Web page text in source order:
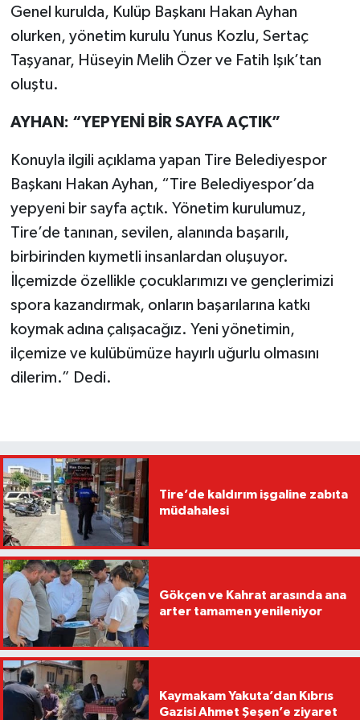
Genel kurulda, Kulüp Başkanı Hakan Ayhan
olurken, yönetim kurulu Yunus Kozlu, Sertaç
Taşyanar, Hüseyin Melih Özer ve Fatih Işık’tan
oluştu.
AYHAN: “YEPYENİ BİR SAYFA AÇTIK”
Konuyla ilgili açıklama yapan Tire Belediyespor
Başkanı Hakan Ayhan, “Tire Belediyespor’da
yepyeni bir sayfa açtık. Yönetim kurulumuz,
Tire’de tanınan, sevilen, alanında başarılı,
birbirinden kıymetli insanlardan oluşuyor.
İlçemizde özellikle çocuklarımızı ve gençlerimizi
spora kazandırmak, onların başarılarına katkı
koymak adına çalışacağız. Yeni yönetimin,
ilçemize ve kulübümüze hayırlı uğurlu olmasını
dilerim.” Dedi.
Tire’de kaldırım işgaline zabıta
müdahalesi
Gökçen ve Kahrat arasında ana
arter tamamen yenileniyor
Kaymakam Yakuta’dan Kıbrıs
Gazisi Ahmet Şeşen’e ziyaret